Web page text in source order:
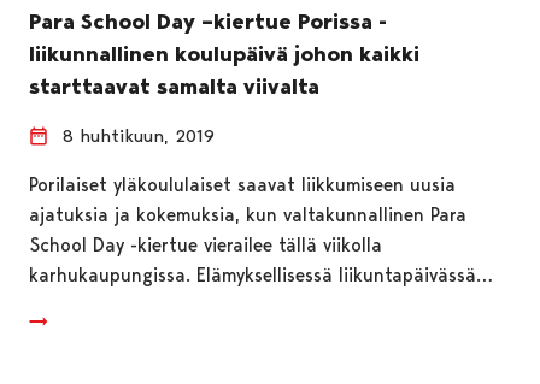
Para School Day –kiertue Porissa -
liikunnallinen koulupäivä johon kaikki
starttaavat samalta viivalta
8 huhtikuun, 2019
Porilaiset yläkoululaiset saavat liikkumiseen uusia
ajatuksia ja kokemuksia, kun valtakunnallinen Para
School Day -kiertue vierailee tällä viikolla
karhukaupungissa. Elämyksellisessä liikuntapäivässä…